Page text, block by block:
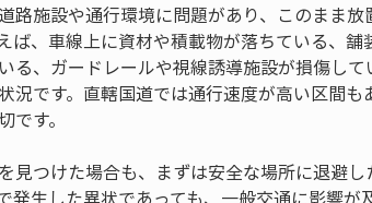
路施設や通行環境に問題があり、このまま
ば、車線上に資材や積載物が落ちている、
る、ガードレールや視線誘導施設が損傷し
況です。直轄国道では通行速度が高い区間
す。
見つけた場合も、まずは安全な場所に退避
発生した異状であっても、一般交通に影響が